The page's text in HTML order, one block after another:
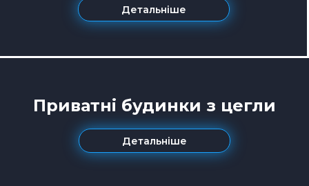
Детальніше
Приватні будинки з цегли
Детальніше